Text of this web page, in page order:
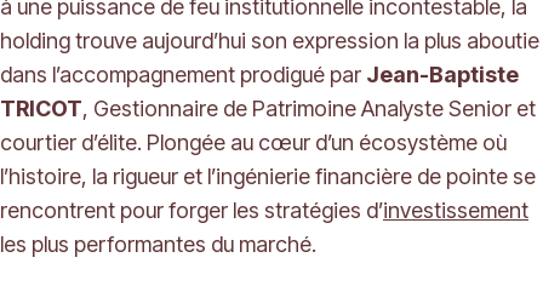
à une puissance de feu institutionnelle incontestable, la
holding trouve aujourd’hui son expression la plus aboutie
dans l’accompagnement prodigué par Jean-Baptiste
TRICOT, Gestionnaire de Patrimoine Analyste Senior et
courtier d’élite. Plongée au cœur d’un écosystème où
l’histoire, la rigueur et l’ingénierie financière de pointe se
rencontrent pour forger les stratégies d’investissement
les plus performantes du marché.